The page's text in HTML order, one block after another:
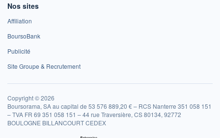
Nos sites
Affiliation
BoursoBank
Publicité
Site Groupe & Recrutement
Copyright © 2026
Boursorama, SA au capital de 53 576 889,20 € – RCS Nanterre 351 058 151
– TVA FR 69 351 058 151 – 44 rue Traversière, CS 80134, 92772
BOULOGNE BILLANCOURT CEDEX